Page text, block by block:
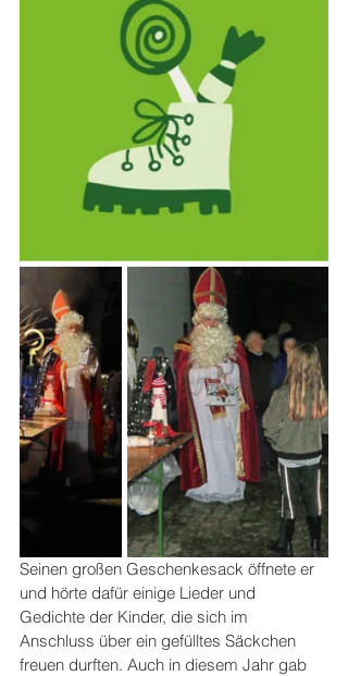
Seinen großen Geschenkesack öffnete er
und hörte dafür einige Lieder und
Gedichte der Kinder, die sich im
Anschluss über ein gefülltes Säckchen
freuen durften. Auch in diesem Jahr gab